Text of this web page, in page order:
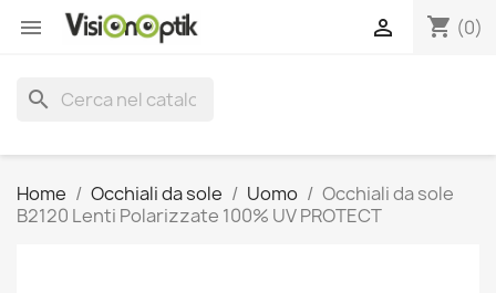
 shopping_cart (0)

search
Home Occhiali da sole Uomo
Occhiali da sole
B2120 Lenti Polarizzate 100% UV PROTECT